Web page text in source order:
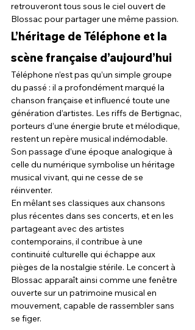
retrouveront tous sous le ciel ouvert de
Blossac pour partager une même passion.
L’héritage de Téléphone et la
scène française d’aujourd’hui
Téléphone n’est pas qu’un simple groupe
du passé : il a profondément marqué la
chanson française et influencé toute une
génération d’artistes. Les riffs de Bertignac,
porteurs d’une énergie brute et mélodique,
restent un repère musical indémodable.
Son passage d’une époque analogique à
celle du numérique symbolise un héritage
musical vivant, qui ne cesse de se
réinventer.
En mêlant ses classiques aux chansons
plus récentes dans ses concerts, et en les
partageant avec des artistes
contemporains, il contribue à une
continuité culturelle qui échappe aux
pièges de la nostalgie stérile. Le concert à
Blossac apparaît ainsi comme une fenêtre
ouverte sur un patrimoine musical en
mouvement, capable de rassembler sans
se figer.